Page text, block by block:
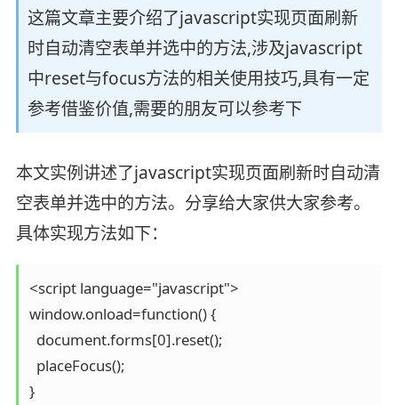
这篇文章主要介绍了javascript实现页面刷新
时自动清空表单并选中的方法,涉及javascript
中reset与focus方法的相关使用技巧,具有一定
参考借鉴价值,需要的朋友可以参考下
本文实例讲述了javascript实现页面刷新时自动清
空表单并选中的方法。分享给大家供大家参考。
具体实现方法如下：
<script language="javascript">
window.onload=function() {
  document.forms[0].reset();
  placeFocus();
}